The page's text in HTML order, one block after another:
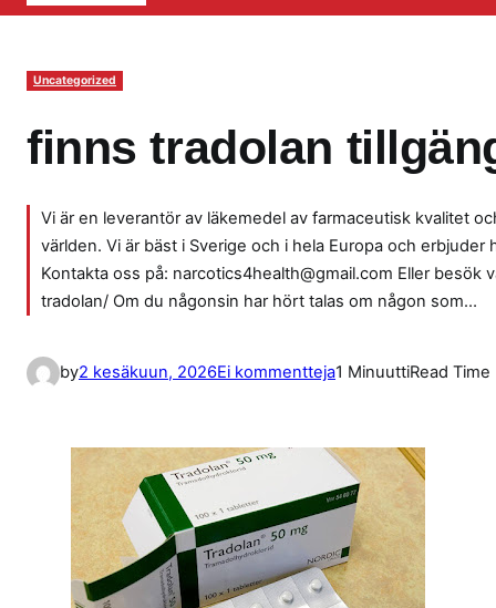
Uncategorized
finns tradolan
Vi är en leverantör av läkemedel av farmaceutisk kvalitet
världen. Vi är bäst i Sverige och i hela Europa och
Kontakta oss på: narcotics4health@gmail.com Eller
tradolan/ Om du någonsin har hört talas om någon som…
by2 kesäkuun, 2026Ei kommenttejaa
i
k
l
i
1 MinuuttiRead Time